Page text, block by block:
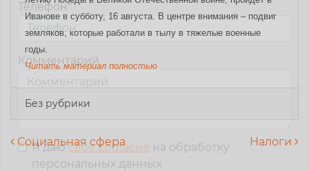
Иванове в субботу, 16 августа. В центре внимания – подвиг
земляков, которые работали в тылу в тяжелые военные
годы.
Читать материал полностью
Без рубрики
Навигация по записям
Социальная сфера Налоги
Телефон*
Комментарий
Я даюсвое согласие на обработку
персональных данных